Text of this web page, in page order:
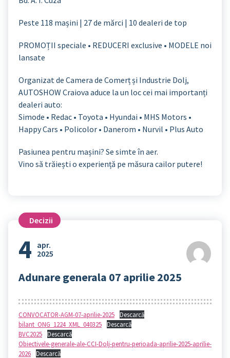
Peste 118 mașini | 27 de mărci | 10 dealeri de top
PROMOȚII speciale • REDUCERI exclusive • MODELE noi
lansate
Organizat de Camera de Comerț și Industrie Dolj,
AUTOSHOW Craiova aduce la un loc cei mai importanți
dealeri auto:
Simode • Redac • Toyota • Hyundai • MHS Motors •
Happy Cars • Policolor • Danerom • Nurvil • Plus Auto
Pasiunea pentru mașini? Se simte în aer.
Vino să trăiești o experiență pe măsura cailor putere!
Decizii
4 apr.
2025
Adunare generala 07 aprilie 2025
CONVOCATOR-AGM-07-aprilie-2025
Descarcă
bilant_ONG_1224_XML_040325
Descarcă
BVC2025
Descarcă
Obiectivele-generale-ale-CCI-Dolj-pentru-perioada-aprilie-2025-aprilie-
2026
Descarcă